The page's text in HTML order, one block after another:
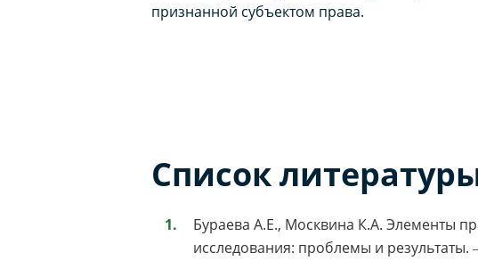
признанной субъектом права.
Список
Бураева А.Е., Москвина К.А. Элементы
исследования: проблемы и результаты.